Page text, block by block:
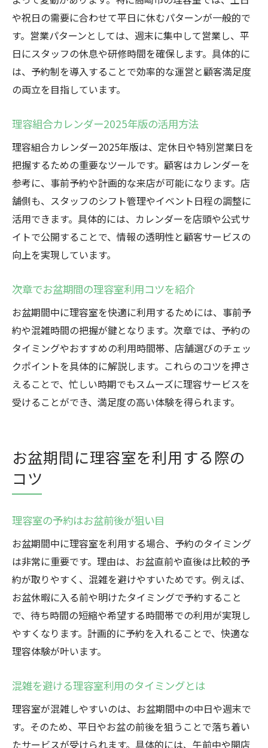
や祝日の需要に合わせて平日に休むパターンが一般的で
す。営業パターンとしては、週末に集中して営業し、平
日にスタッフの休息や研修時間を確保します。具体的に
は、予約制を導入することで効率的な運営と顧客満足度
の両立を目指しています。
理容組合カレンダー2025年版の活用方法
理容組合カレンダー2025年版は、定休日や特別営業日を
把握するための重要なツールです。顧客はカレンダーを
参考に、事前予約や計画的な来店が可能になります。店
舗側も、スタッフのシフト管理やイベント日程の調整に
活用できます。具体的には、カレンダーを店頭や公式サ
イトで公開することで、情報の透明性と顧客サービスの
向上を実現しています。
次章でお盆期間の理容室利用コツを紹介
お盆期間中に理容室を快適に利用するためには、事前予
約や混雑時間の把握が鍵となります。次章では、予約の
タイミングやおすすめの利用時間帯、店舗選びのチェッ
クポイントを具体的に解説します。これらのコツを押さ
えることで、忙しい時期でもスムーズに理容サービスを
受けることができ、満足度の高い体験を得られます。
お盆期間に理容室を利用する際の
コツ
理容室の予約はお盆前後が狙い目
お盆期間中に理容室を利用する場合、予約のタイミング
は非常に重要です。理由は、お盆直前や直後は比較的予
約が取りやすく、混雑を避けやすいためです。例えば、
お盆休暇に入る前や明けたタイミングで予約すること
で、待ち時間の短縮や希望する時間帯での利用が実現し
やすくなります。計画的に予約を入れることで、快適な
理容体験が叶います。
混雑を避ける理容室利用のタイミングとは
理容室が混雑しやすいのは、お盆期間中の中日や週末で
す。そのため、平日やお盆の前後を狙うことで落ち着い
たサービスが受けられます。具体的には、午前中や開店